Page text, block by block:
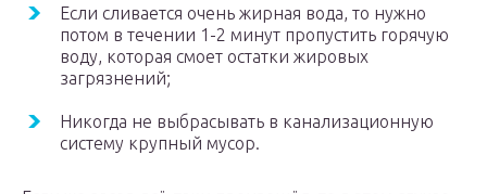
Если сливается очень жирная вода, то нужно
потом в течении 1-2 минут пропустить горячую
воду, которая смоет остатки жировых
загрязнений;
Никогда не выбрасывать в канализационную
систему крупный мусор.